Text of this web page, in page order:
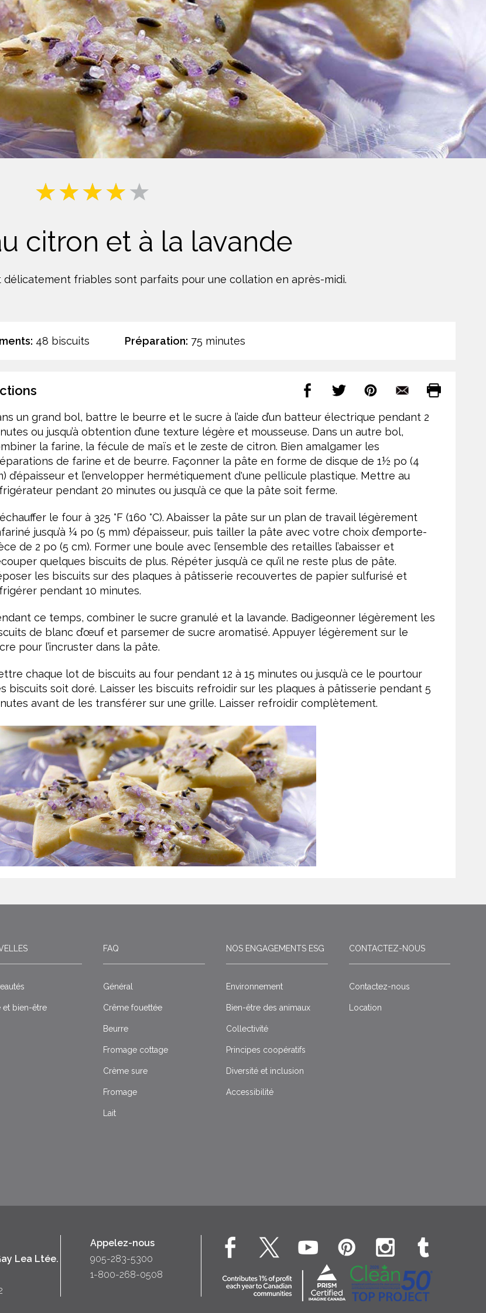
Lait
citron et à la lavande
délicatement friables sont parfaits pour une collation en après-midi.
48 biscuits Préparation: 75 minutes
un grand bol, battre le beurre et le sucre à l’aide d’un batteur électrique pendant 2
ou jusqu’à obtention d’une texture légère et mousseuse. Dans un autre bol,
la farine, la fécule de maïs et le zeste de citron. Bien amalgamer les
de farine et de beurre. Façonner la pâte en forme de disque de 1½ po (4
d’épaisseur et l’envelopper hermétiquement d'une pellicule plastique. Mettre au
pendant 20 minutes ou jusqu’à ce que la pâte soit ferme.
le four à 325 °F (160 °C). Abaisser la pâte sur un plan de travail légèrement
jusqu’à ¼ po (5 mm) d’épaisseur, puis tailler la pâte avec votre choix d’emporte-
de 2 po (5 cm). Former une boule avec l’ensemble des retailles l’abaisser et
quelques biscuits de plus. Répéter jusqu’à ce qu’il ne reste plus de pâte.
les biscuits sur des plaques à pâtisserie recouvertes de papier sulfurisé et
pendant 10 minutes.
ce temps, combiner le sucre granulé et la lavande. Badigeonner légèrement les
de blanc d’œuf et parsemer de sucre aromatisé. Appuyer légèrement sur le
pour l’incruster dans la pâte.
chaque lot de biscuits au four pendant 12 à 15 minutes ou jusqu’à ce le pourtour
biscuits soit doré. Laisser les biscuits refroidir sur les plaques à pâtisserie pendant 5
avant de les transférer sur une grille. Laisser refroidir complètement.
et bien-être
FAQ
Général
Crême fouettée
Beurre
Fromage cottage
Crème sure
Fromage
Lait
NOS ENGAGEMENTS ESG
Environnement
Bien-être des animaux
Collectivité
Principes coopératifs
Diversité et inclusion
Accessibilité
CONTACTEZ-NOUS
Contactez-nous
Location
Lea Ltée.
Appelez-nous
905-283-5300
1-800-268-0508